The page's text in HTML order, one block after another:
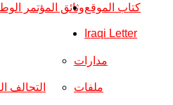
وثائق المؤتمر
التحالف
مدارات
ملفات
كتاب الموقع
Iraqi Letter